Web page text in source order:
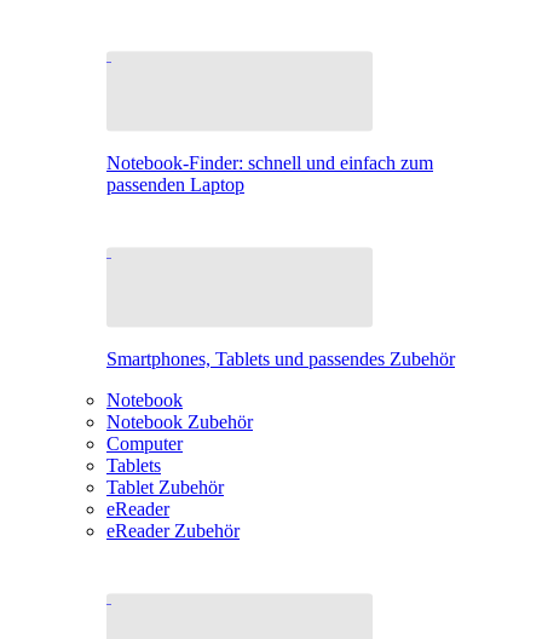
Notebook-Finder: schnell und einfach zum
passenden Laptop
Smartphones, Tablets und passendes Zubehör
Notebook
Notebook Zubehör
Computer
Tablets
Tablet Zubehör
eReader
eReader Zubehör